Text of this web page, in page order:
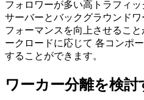
フォロワーが多い高トラフィ
サーバーとバックグラウンド
フォーマンスを向上させるこ
ークロードに応じて 各コンポ
することができます。
ワーカー分離を検